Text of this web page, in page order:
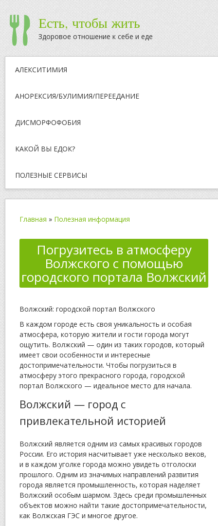
Есть, чтобы жить
Здоровое отношение к себе и еде
АЛЕКСИТИМИЯ
АНОРЕКСИЯ/БУЛИМИЯ/ПЕРЕЕДАНИЕ
ДИСМОРФОФОБИЯ
КАКОЙ ВЫ ЕДОК?
ПОЛЕЗНЫЕ СЕРВИСЫ
Главная » Полезная информация
Погрузитесь в атмосферу
Волжского с помощью
городского портала Волжский
Волжский: городской портал Волжского
В каждом городе есть своя уникальность и особая
атмосфера, которую жители и гости города могут
ощутить. Волжский — один из таких городов, который
имеет свои особенности и интересные
достопримечательности. Чтобы погрузиться в
атмосферу этого прекрасного города, городской
портал Волжского — идеальное место для начала.
Волжский — город с
привлекательной историей
Волжский является одним из самых красивых городов
России. Его история насчитывает уже несколько веков,
и в каждом уголке города можно увидеть отголоски
прошлого. Одним из значимых направлений развития
города является промышленность, которая наделяет
Волжский особым шармом. Здесь среди промышленных
объектов можно найти такие достопримечательности,
как Волжская ГЭС и многое другое.